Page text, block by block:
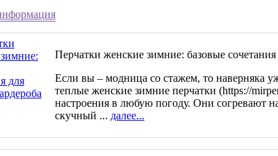
Перчатки женские зимние: базовые сочетания
Если вы – модница со стажем, то наверняка
теплые женские зимние перчатки (https://
настроения в любую погоду. Они согревают
скучный ... далее...